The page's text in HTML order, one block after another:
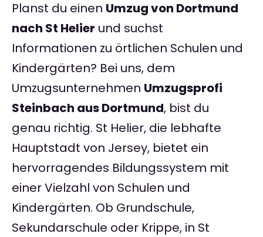
Planst du einen Umzug von Dortmund
nach St Helier und suchst
Informationen zu örtlichen Schulen und
Kindergärten? Bei uns, dem
Umzugsunternehmen Umzugsprofi
Steinbach aus Dortmund, bist du
genau richtig. St Helier, die lebhafte
Hauptstadt von Jersey, bietet ein
hervorragendes Bildungssystem mit
einer Vielzahl von Schulen und
Kindergärten. Ob Grundschule,
Sekundarschule oder Krippe, in St